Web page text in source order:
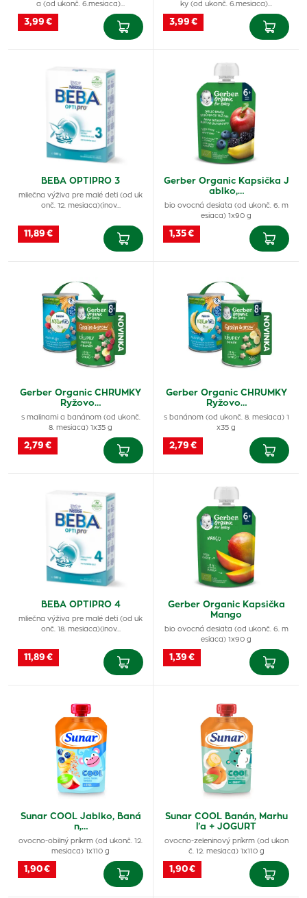
a (od ukonč. 6.mesiaca)…
3,99 €
ky (od ukonč. 6.mesiaca)…
3,99 €
BEBA OPTIPRO 3
mliečna výživa pre malé deti (od uk
onč. 12. mesiaca)(inov…
11,89 €
Gerber Organic Kapsička J
ablko,…
bio ovocná desiata (od ukonč. 6. m
esiaca) 1x90 g
1,35 €
Gerber Organic CHRUMKY
Ryžovo…
s malinami a banánom (od ukonč.
8. mesiaca) 1x35 g
2,79 €
Gerber Organic CHRUMKY
Ryžovo…
s banánom (od ukonč. 8. mesiaca) 1
x35 g
2,79 €
BEBA OPTIPRO 4
mliečna výživa pre malé deti (od uk
onč. 18. mesiaca)(inov…
11,89 €
Gerber Organic Kapsička
Mango
bio ovocná desiata (od ukonč. 6. m
esiaca) 1x90 g
1,39 €
Sunar COOL Jablko, Baná
n,…
ovocno-obilný príkrm (od ukonč. 12.
mesiaca) 1x110 g
1,90 €
Sunar COOL Banán, Marhu
ľa + JOGURT
ovocno-zeleninový príkrm (od ukon
č. 12. mesiaca) 1x110 g
1,90 €